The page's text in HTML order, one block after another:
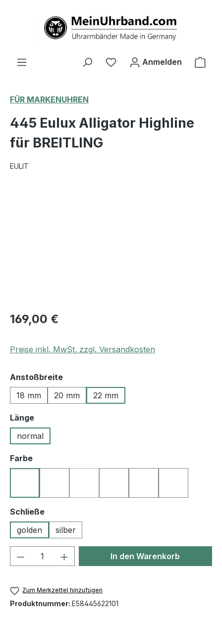
Anmelden
FÜR MARKENUHREN
445 Eulux Alligator Highline
für BREITLING
EULIT
169,00 €
Preise inkl. MwSt. zzgl. Versandkosten
Anstoßbreiteauswählen
18 mm
20 mm 22 mm
Längeauswählen
normal
Farbeauswählen
Schließeauswählen
golden
silber
Produkt Anzahl: Gib denIn den Warenkorb
Zum Merkzettel hinzufügen
Produktnummer: E58445622101